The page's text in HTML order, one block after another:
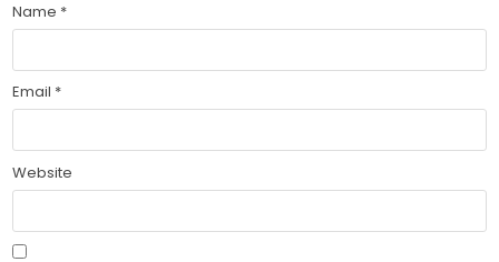
Name *
Email *
Website